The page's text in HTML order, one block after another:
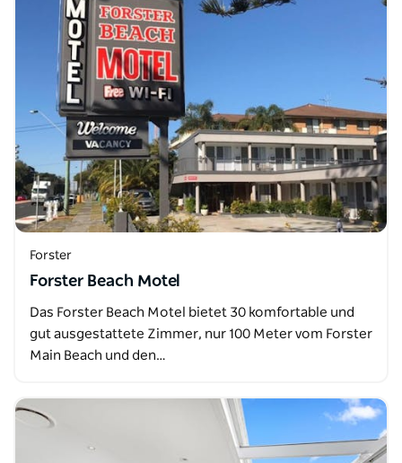
Forster
Forster Beach Motel
Das Forster Beach Motel bietet 30 komfortable und
gut ausgestattete Zimmer, nur 100 Meter vom Forster
Main Beach und den…